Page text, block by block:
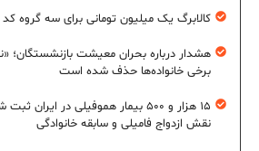
کالابرگ یک میلیون تومانی برای سه گروه
هشدار درباره بحران معیشت بازنشستگان؛
برخی خانواده‌ها حذف شده است
۱۵ هزار و ۵۰۰ بیمار هموفیلی در
نقش ازدواج فامیلی و سابقه خانوادگی